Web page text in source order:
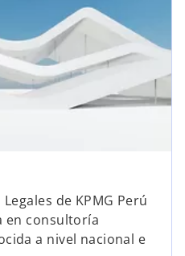
de KPMG Perú
en consultoría
a nivel nacional e